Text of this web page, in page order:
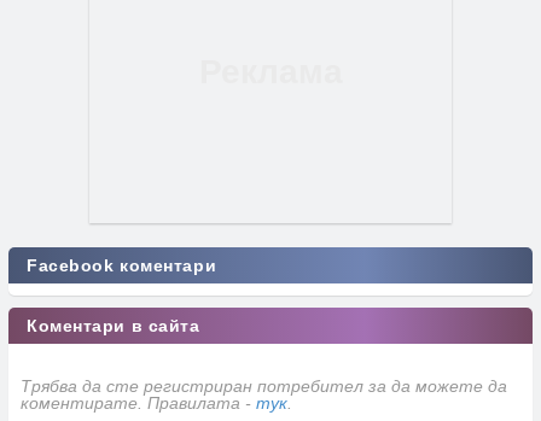
Facebook коментари
Коментари в сайта
Трябва да сте регистриран потребител за да можете да
коментирате. Правилата - тук